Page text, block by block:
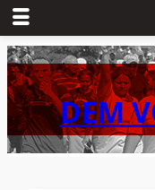
Zum
Inhalt
springenDEM